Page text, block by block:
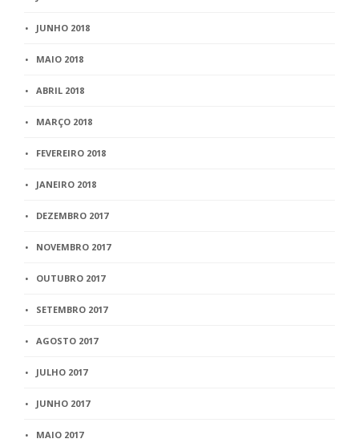
JUNHO 2018
MAIO 2018
ABRIL 2018
MARÇO 2018
FEVEREIRO 2018
JANEIRO 2018
DEZEMBRO 2017
NOVEMBRO 2017
OUTUBRO 2017
SETEMBRO 2017
AGOSTO 2017
JULHO 2017
JUNHO 2017
MAIO 2017